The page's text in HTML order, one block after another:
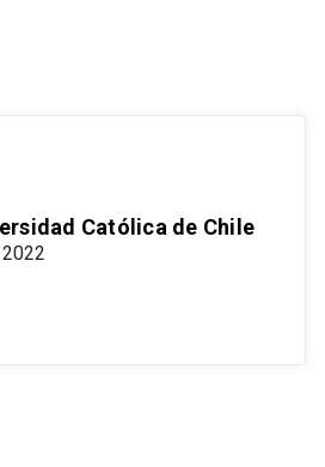
Católica de Chile